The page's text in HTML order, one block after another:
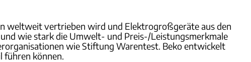
weltweit vertrieben wird und Elektrogroßgeräte aus den
wie stark die Umwelt- und Preis-/Leistungsmerkmale
wie Stiftung Warentest. Beko entwickelt
führen können.